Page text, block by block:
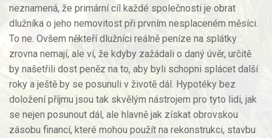
neznamená, že primární cíl každé společnosti je obrat
dlužníka o jeho nemovitost při prvním nesplaceném měsíci.
To ne. Ovšem někteří dlužníci reálně peníze na splátky
zrovna nemají, ale ví, že kdyby zažádali o daný úvěr, určitě
by našetřili dost peněz na to, aby byli schopni splácet další
roky a ještě by se posunuli v životě dál. Hypotéky bez
doložení příjmu jsou tak skvělým nástrojem pro tyto lidi, jak
se nejen posunout dál, ale hlavně jak získat obrovskou
zásobu financí, které mohou použít na rekonstrukci, stavbu